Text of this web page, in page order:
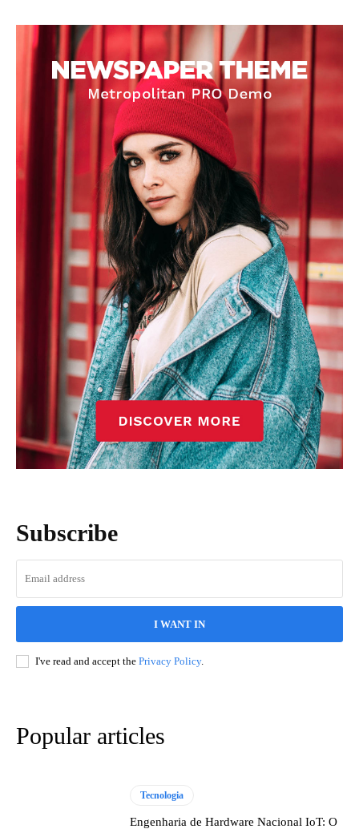
Subscribe
I WANT IN
I've read and accept the Privacy Policy.
Popular articles
Tecnologia
Engenharia de Hardware Nacional IoT: O